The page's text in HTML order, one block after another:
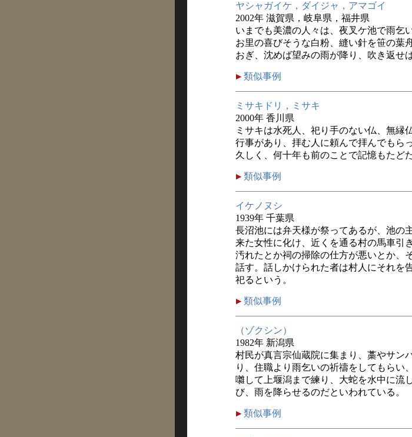
ヤシャガイケ，ダイジャ，アマゴイ
2002年 滋賀県，岐阜県，福井県
いまでも美濃の人々は、夜叉ケ池で雨乞
お里の喜びそうな白粉、縫い針を笹の葉
おぎ、沈めば望みの雨が降り、吹き返せ
類似事例
ミサキドリ，ミサキ
2000年 香川県
ミサキは水死人、祀り手のない仏、無縁
行事があり、拝む人に頼んで拝んでもら
久しく、何十年も前のことで記憶もたど
類似事例
イケノヌシ
1939年 千葉県
長沼池には弁天様が祭ってあるが、池の
来た女性に化け、近くを通る村の馬車引
汚れたとか祠の掃除の仕方が悪いとか、
話す。話しかけられた者は村人にそれを
祀るという。
類似事例
（ゾクシン）
1982年 新潟県
村民が真言宗仙蔵院に集まり、藁やサン
り、住職より雨乞いの祈禱をしてもらい
囃して上堰潟まで練り、大蛇を水中に流
び、雨を降らせるのだといわれている。
類似事例